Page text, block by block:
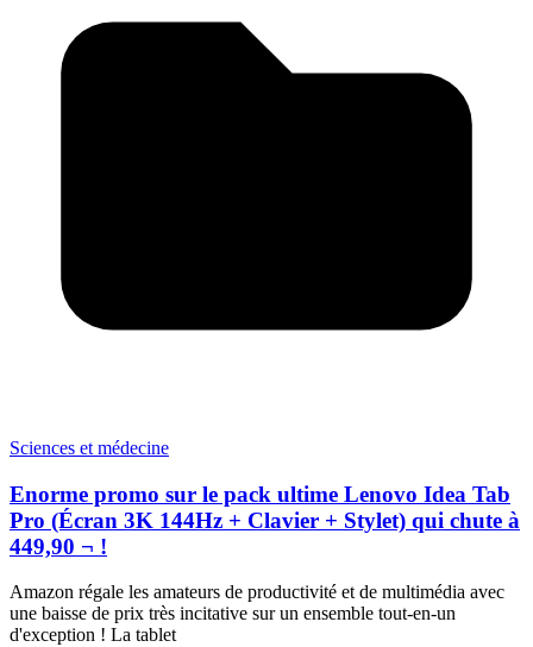
Sciences et médecine
Enorme promo sur le pack ultime Lenovo Idea Tab
Pro (Écran 3K 144Hz + Clavier + Stylet) qui chute à
449,90 ¬ !
Amazon régale les amateurs de productivité et de multimédia avec
une baisse de prix très incitative sur un ensemble tout-en-un
d'exception ! La tablet